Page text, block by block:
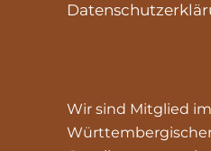
Wir sind Mitglied